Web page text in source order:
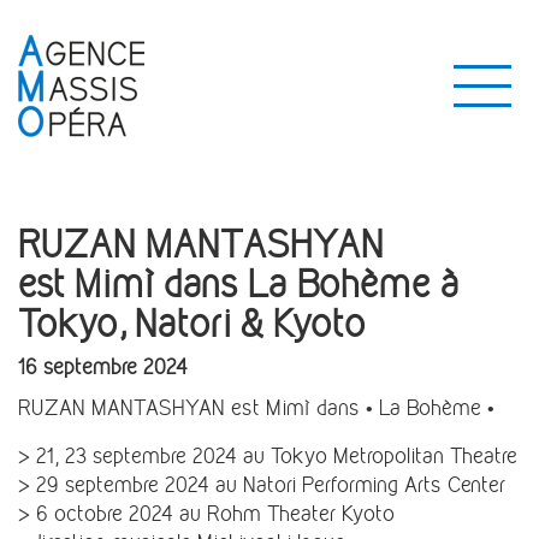
RUZAN MANTASHYAN
est Mimì dans La Bohème à
Tokyo, Natori & Kyoto
16 septembre 2024
RUZAN MANTASHYAN est Mimì dans • La Bohème •
> 21, 23 septembre 2024 au Tokyo Metropolitan Theatre
> 29 septembre 2024 au Natori Performing Arts Center
> 6 octobre 2024 au Rohm Theater Kyoto